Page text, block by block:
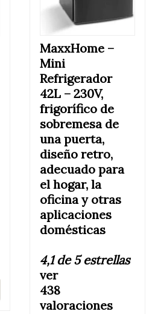
MaxxHome –
Mini
Refrigerador
42L – 230V,
frigorífico de
sobremesa de
una puerta,
diseño retro,
adecuado para
el hogar, la
oficina y otras
aplicaciones
domésticas
4,1 de 5 estrellas
ver
438
valoraciones